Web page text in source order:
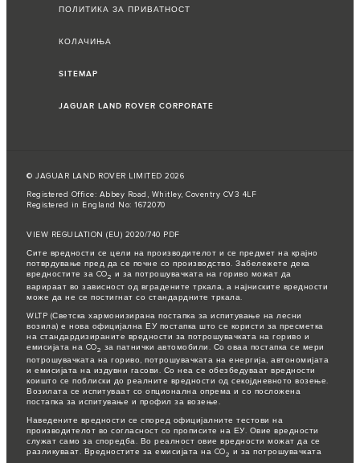
ПОЛИТИКА ЗА ПРИВАТНОСТ
КОЛАЧИЊА
SITEMAP
JAGUAR LAND ROVER CORPORATE
© JAGUAR LAND ROVER LIMITED 2026
Registered Office: Abbey Road, Whitley, Coventry CV3 4LF
Registered in England No: 1672070
VIEW REGULATION (EU) 2020/740 PDF
Сите вредности се цели на производителот и се предмет на крајно
потврдување пред да се почне со производство. Забележете дека
вредностите за CO2 и за потрошувачката на гориво можат да
варираат во зависност од вградените тркала, а најниските вредности
може да не се постигнат со стандардните тркала.
WLTP (Светска хармонизирана постапка за испитување на лесни
возила) е нова официјална ЕУ постапка што се користи за пресметка
на стандардизираните вредности за потрошувачката на гориво и
емисијата на CO2 за патнички автомобили. Со оваа постапка се мери
потрошувачката на гориво, потрошувачката на енергија, автономијата
и емисијата на издувни гасови. Со неа се обезбедуваат вредности
коишто се поблиски до реалните вредности од секојдневното возење.
Возилата се испитуваат со опционална опрема и со посложена
постапка за испитување и профил за возење.
Наведените вредности се според официјалните тестови на
производителот во согласност со прописите на ЕУ. Овие вредности
служат само за споредба. Во реалност овие вредности можат да се
разликуваат. Вредностите за емисијата на CO2 и за потрошувачката